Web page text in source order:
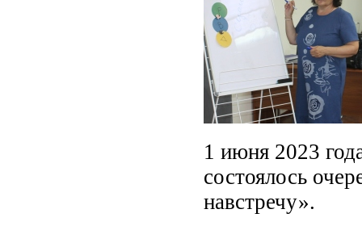
1 июня 2023
состоялось
навстречу».